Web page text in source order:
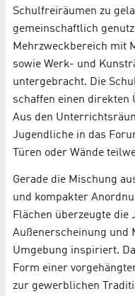
Schulfreiräumen zu
gemeinschaftlich
Mehrzweckbereich mit
sowie Werk- und
untergebracht. Die
schaffen einen direkten
Aus den
Jugendliche in das
Türen oder Wände
Gerade die Mischung
und kompakter
Flächen überzeugte die
Außenerscheinung und
Umgebung inspiriert.
Form einer
zur gewerblichen